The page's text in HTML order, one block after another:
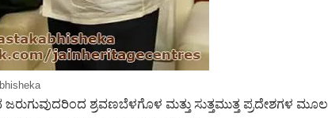
ಶ್ರವಣಬೆಳಗೊಳ ಮತ್ತು ಸುತ್ತಮುತ್ತ ಪ್ರದೇಶಗಳ ಮೂಲ